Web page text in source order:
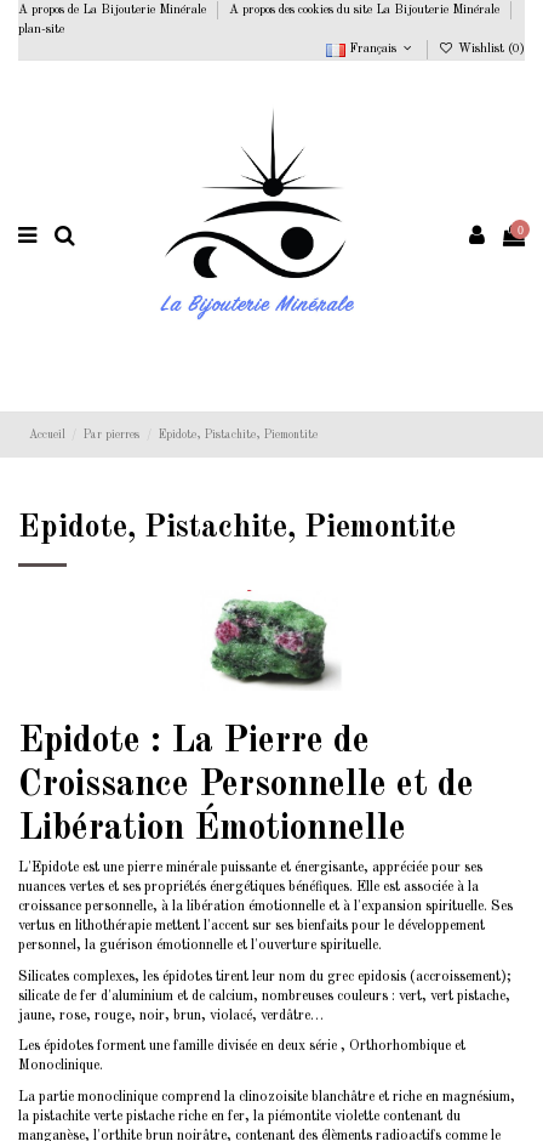
A propos de La Bijouterie Minérale
A propos des cookies du site La Bijouterie Minérale
plan-site
Français
Wishlist (0 )
0
Accueil Par pierres Epidote, Pistachite, Piemontite
Epidote, Pistachite, Piemontite
Epidote : La Pierre de
Croissance Personnelle et de
Libération Émotionnelle
L'Epidote est une pierre minérale puissante et énergisante, appréciée pour ses
nuances vertes et ses propriétés énergétiques bénéfiques. Elle est associée à la
croissance personnelle, à la libération émotionnelle et à l'expansion spirituelle. Ses
vertus en lithothérapie mettent l'accent sur ses bienfaits pour le développement
personnel, la guérison émotionnelle et l'ouverture spirituelle.
Silicates complexes, les épidotes tirent leur nom du grec epidosis (accroissement);
silicate de fer d'aluminium et de calcium, nombreuses couleurs : vert, vert pistache,
jaune, rose, rouge, noir, brun, violacé, verdâtre…
Les épidotes forment une famille divisée en deux série , Orthorhombique et
Monoclinique.
La partie monoclinique comprend la clinozoisite blanchâtre et riche en magnésium,
la pistachite verte pistache riche en fer, la piémontite violette contenant du
manganèse, l'orthite brun noirâtre, contenant des élèments radioactifs comme le